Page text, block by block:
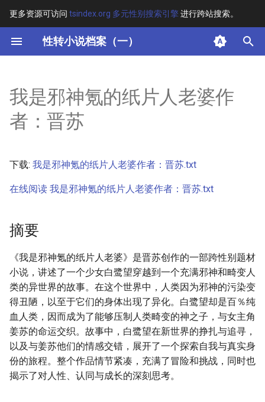
更多资源可访问 tsindex.org 多元性别搜索引擎进行跨站搜索。
性转小说档案（一）
键
开
始
索
其他信息 [Processed Page
Metadata]
我是邪神氪的纸片人老婆作
者：晋苏
下载: 我是邪神氪的纸片人老婆作者：晋苏.txt
在线阅读 我是邪神氪的纸片人老婆作者：晋苏.txt
摘要
《我是邪神氪的纸片人老婆》是晋苏创作的一部跨性别题材
小说，讲述了一个少女白鹭望穿越到一个充满邪神和畸变人
类的异世界的故事。在这个世界中，人类因为邪神的污染变
得丑陋，以至于它们的身体出现了异化。白鹭望却是百％纯
血人类，因而成为了能够压制人类畸变的神之子，与女主角
姜苏的命运交织。故事中，白鹭望在新世界的挣扎与追寻，
以及与姜苏他们的情感交错，展开了一个探索自我与真实身
份的旅程。整个作品情节紧凑，充满了冒险和挑战，同时也
揭示了对人性、认同与成长的深刻思考。